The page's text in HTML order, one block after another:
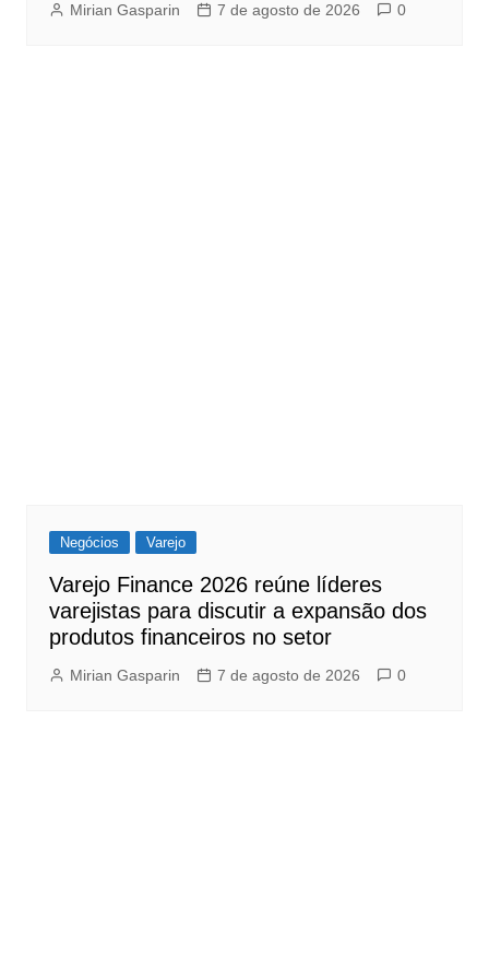
Mirian Gasparin 7 de agosto de 2026 0
Negócios Varejo
Varejo Finance 2026 reúne líderes
varejistas para discutir a expansão dos
produtos financeiros no setor
Mirian Gasparin 7 de agosto de 2026 0